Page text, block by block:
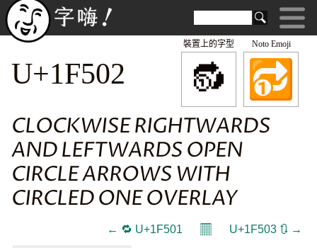
Noto Emoji
🔂
裝置上的字型
U+1F502
CLOCKWISE RIGHTWARDS
AND LEFTWARDS OPEN
CIRCLE ARROWS WITH
CIRCLED ONE OVERLAY
← 🔁 U+1F501 𝄜 U+1F503 🔃 →